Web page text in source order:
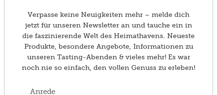
Verpasse keine Neuigkeiten mehr – melde dich
jetzt für unseren Newsletter an und tauche ein in
die faszinierende Welt des Heimathavens. Neueste
Produkte, besondere Angebote, Informationen zu
unseren Tasting-Abenden & vieles mehr! Es war
noch nie so einfach, den vollen Genuss zu erleben!